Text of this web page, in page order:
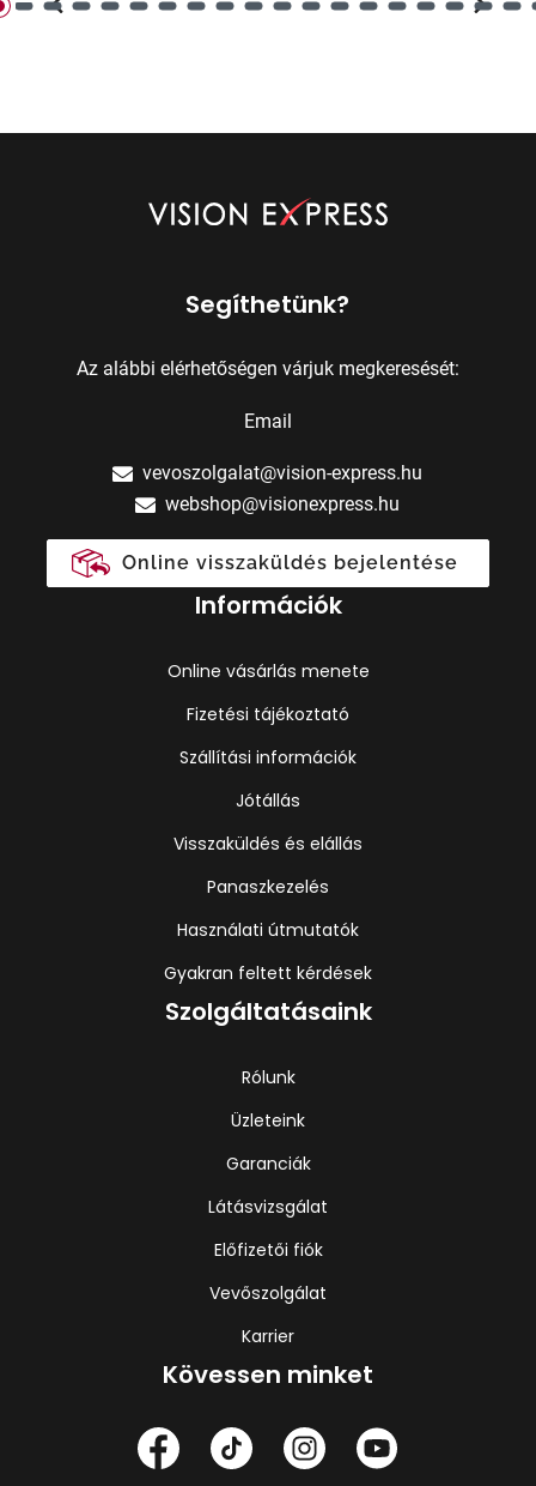
Segíthetünk?
Az alábbi elérhetőségen várjuk megkeresését:
Email
vevoszolgalat@vision-express.hu
webshop@visionexpress.hu
Online visszaküldés bejelentése
Információk
Online vásárlás menete
Fizetési tájékoztató
Szállítási információk
Jótállás
Visszaküldés és elállás
Panaszkezelés
Használati útmutatók
Gyakran feltett kérdések
Szolgáltatásaink
Rólunk
Üzleteink
Garanciák
Látásvizsgálat
Előfizetői fiók
Vevőszolgálat
Karrier
Kövessen minket